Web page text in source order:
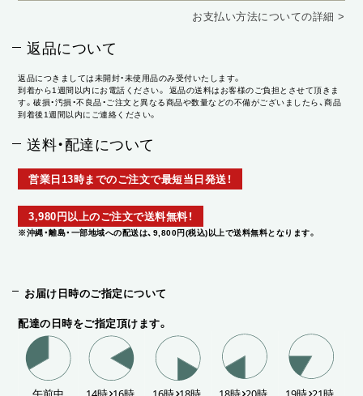
お支払い方法についての詳細 >
返品について
返品につきましては未開封・未使用品のみ受付いたします。
到着から1週間以内にお電話ください。 返品の送料はお客様のご負担とさせて頂きま
す。破損・汚損・不良品・ご注文と異なる商品や数量などの不備がございましたら、商品
到着後1週間以内にご連絡ください。
送料・配達について
営業日13時までのご注文で最短当日発送！
3,980円以上のご注文で送料無料！
※沖縄・離島・一部地域への配送は、9,800円(税込)以上で送料無料となります。
お届け日時のご指定について
配達の日時をご指定頂けます。